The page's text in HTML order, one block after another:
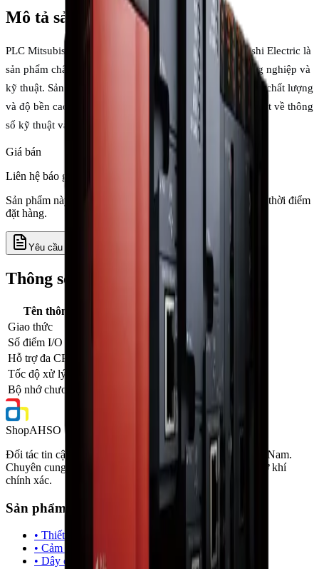
Mô tả sản phẩm
PLC Mitsubishi MELSEC-Q Series thương hiệu Mitsubishi Electric là
sản phẩm chất lượng cao phục vụ cho các ứng dụng công nghiệp và
kỹ thuật. Sản phẩm được nhập khẩu chính hãng, đảm bảo chất lượng
và độ bền cao. Liên hệ với chúng tôi để được tư vấn chi tiết về thông
số kỹ thuật và ứng dụng phù hợp với nhu cầu của bạn.
Giá bán
Liên hệ báo giá
Sản phẩm này cần xác nhận giá theo số lượng, tồn kho và thời điểm
đặt hàng.
Yêu cầu báo giá
Thông số kỹ thuật
Tên thông số
Giá trị
Giao thức
CC-Link IE Field, Ethernet
Số điểm I/O
Hỗ trợ đa CPU
Tối đa 4 CPU/rack
Tốc độ xử lý
Bộ nhớ chương trình
ShopAHSO
Đối tác tin cậy về vật tư và giải pháp công nghiệp tại Việt Nam.
Chuyên cung cấp linh kiện điện, thiết bị tự động hóa và cơ khí
chính xác.
Sản phẩm
• Thiết bị đóng cắt
• Cảm biến & PLC
• Dây cáp & Đầu nối